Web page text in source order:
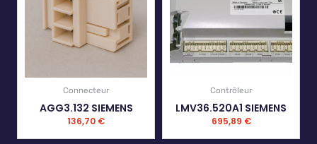
Connecteur
AGG3.132 SIEMENS
136,70 €
Contrôleur
LMV36.520A1 SIEMENS
695,89 €